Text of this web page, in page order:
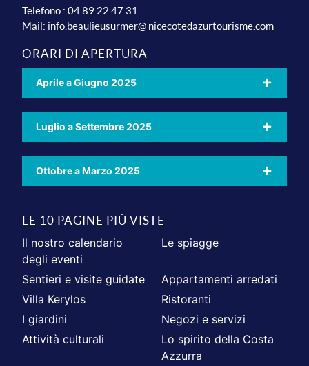
Telefono : 04 89 22 47 31
Mail: info.beaulieusurmer@ nicecotedazurtourisme.com
ORARI DI APERTURA
Aprile a Giugno 2025
Luglio a Settembre 2025
Ottobre a Marzo 2025
LE 10 PAGINE PIÙ VISTE
Il nostro calendario
degli eventi
Le spiagge
Sentieri e visite guidate
Appartamenti arredati
Villa Kerylos
Ristoranti
I giardini
Negozi e servizi
Attività culturali
Lo spirito della Costa
Azzurra